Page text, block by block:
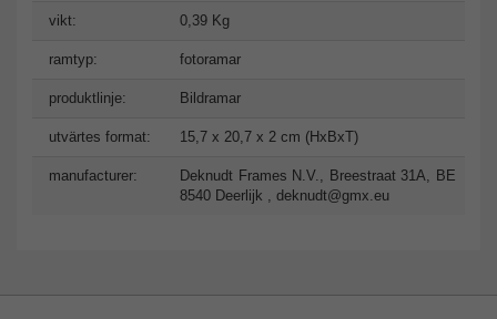
vikt: 0,39 Kg
ramtyp: fotoramar
produktlinje: Bildramar
utvärtes format: 15,7 x 20,7 x 2 cm (HxBxT)
manufacturer:
Deknudt Frames N.V., Breestraat 31A, BE
8540 Deerlijk , deknudt@gmx.eu